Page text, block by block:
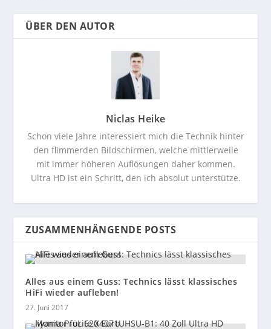
ÜBER DEN AUTOR
Niclas Heike
Schon viele Jahre interessiert mich die Technik hinter
den flimmerden Bildschirmen, welche mittlerweile
mit immer höheren Auflösungen daher kommen.
Ultra HD ist ein Schritt, den ich absolut unterstütze.
ZUSAMMENHÄNGENDE POSTS
Alles aus einem Guss: Technics lässt klassisches
HiFi wieder aufleben!
27. Juni 2017